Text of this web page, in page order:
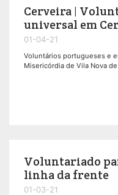
Cerveira |
universal em
01-04-21
Voluntários portugueses e
Misericórdia de Vila Nova
Voluntariado
linha da frente
01-03-21